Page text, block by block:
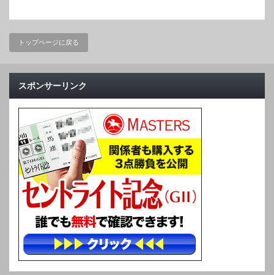
トップページに戻る
スポンサーリンク